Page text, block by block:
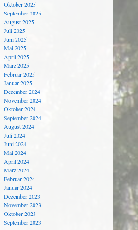
Oktober 2025
September 2025
August 2025
Juli 2025
Juni 2025
Mai 2025
April 2025
März 2025
Februar 2025
Januar 2025
Dezember 2024
November 2024
Oktober 2024
September 2024
August 2024
Juli 2024
Juni 2024
Mai 2024
April 2024
März 2024
Februar 2024
Januar 2024
Dezember 2023
November 2023
Oktober 2023
September 2023